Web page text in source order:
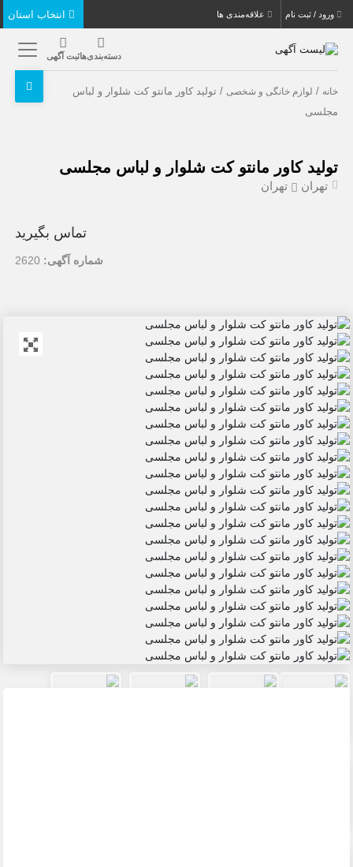
ورود / ثبت نام علاقه‌مندی ها
دسته‌بندی‌هاثبت آگهی
خانه / لوازم خانگی و شخصی / تولید کاور مانتو کت شلوار و لباس
مجلسی
تولید کاور مانتو کت شلوار و لباس مجلسی
تهران تهران
تماس بگیرید
شماره آگهی: 2620